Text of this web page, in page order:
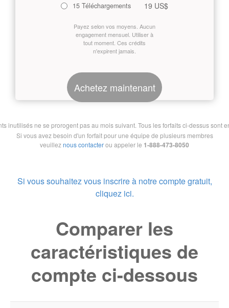
15 Téléchargements 19 US$
Payez selon vos moyens. Aucun
engagement mensuel. Utiliser à
tout moment. Ces crédits
n'expirent jamais.
Achetez maintenant
inutilisés ne se prorogent pas au mois suivant. Tous les forfaits ci-dessus sont
Si vous avez besoin d'un forfait pour une équipe de plusieurs membres
veuilleznous contacterou appeler le 1-888-473-8050
Si vous souhaitez vous inscrire à notre compte gratuit,
cliquez ici.
Comparer les
caractéristiques de
compte ci-dessous